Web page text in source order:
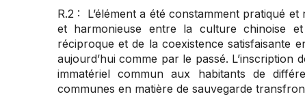
R.2 : L’élément a été constamment pratiqué
et harmonieuse entre la culture chinoise
réciproque et de la coexistence satisfaisante
aujourd’hui comme par le passé.
immatériel commun aux habitants de
communes en matière de sauvegarde